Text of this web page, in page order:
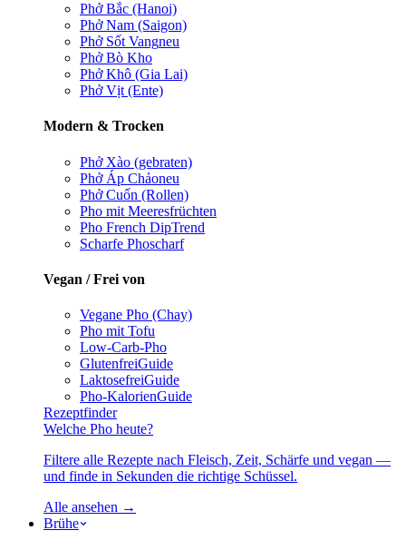
Phở Bắc (Hanoi)
Phở Nam (Saigon)
Phở Sốt Vangneu
Phở Bò Kho
Phở Khô (Gia Lai)
Phở Vịt (Ente)
Modern & Trocken
Phở Xào (gebraten)
Phở Áp Chảoneu
Phở Cuốn (Rollen)
Pho mit Meeresfrüchten
Pho French DipTrend
Scharfe Phoscharf
Vegan / Frei von
Vegane Pho (Chay)
Pho mit Tofu
Low-Carb-Pho
GlutenfreiGuide
LaktosefreiGuide
Pho-KalorienGuide
Rezeptfinder
Welche Pho heute?
Filtere alle Rezepte nach Fleisch, Zeit, Schärfe und vegan —
und finde in Sekunden die richtige Schüssel.
Alle ansehen →
Brühe